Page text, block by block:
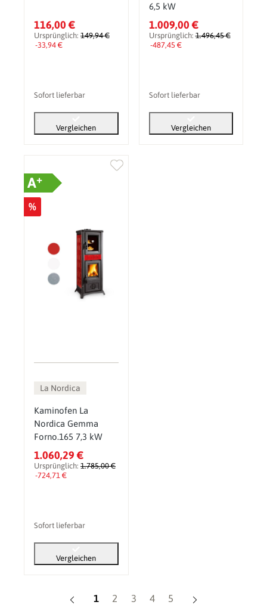
116,00 €
Ursprünglich: 149,94 €
-33,94 €
Sofort lieferbar
Vergleichen
6,5 kW
1.009,00 €
Ursprünglich:1.496,45 €
-487,45 €
Sofort lieferbar
Vergleichen
A+
%
La Nordica
Kaminofen La
Nordica Gemma
Forno.165 7,3 kW
1.060,29 €
Ursprünglich: 1.785,00 €
-724,71 €
Sofort lieferbar
Vergleichen
Seite
1 Seite
2 Seite
3 Seite
4 Seite
5